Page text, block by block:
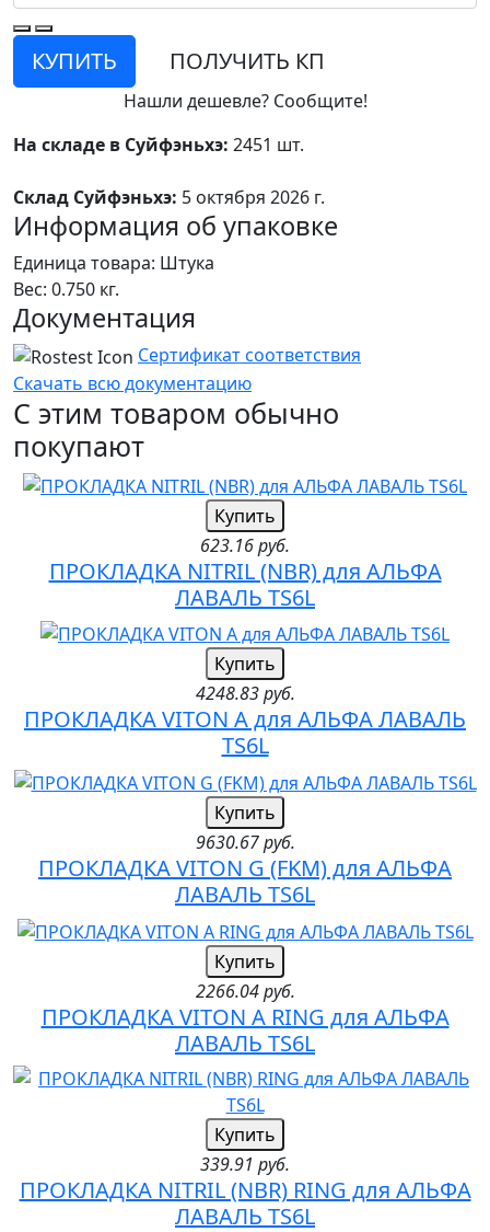
КУПИТЬ ПОЛУЧИТЬ КП
Нашли дешевле? Сообщите!
На складе в Суйфэньхэ: 2451 шт.
Склад Суйфэньхэ: 5 октября 2026 г.
Информация об упаковке
Единица товара: Штука
Вес: 0.750 кг.
Документация
Сертификат соответствия
Скачать всю документацию
С этим товаром обычно
покупают
Купить
623.16 руб.
ПРОКЛАДКА NITRIL (NBR) для АЛЬФА
ЛАВАЛЬ TS6L
Купить
4248.83 руб.
ПРОКЛАДКА VITON A для АЛЬФА ЛАВАЛЬ
TS6L
Купить
9630.67 руб.
ПРОКЛАДКА VITON G (FKM) для АЛЬФА
ЛАВАЛЬ TS6L
Купить
2266.04 руб.
ПРОКЛАДКА VITON A RING для АЛЬФА
ЛАВАЛЬ TS6L
Купить
339.91 руб.
ПРОКЛАДКА NITRIL (NBR) RING для АЛЬФА
ЛАВАЛЬ TS6L